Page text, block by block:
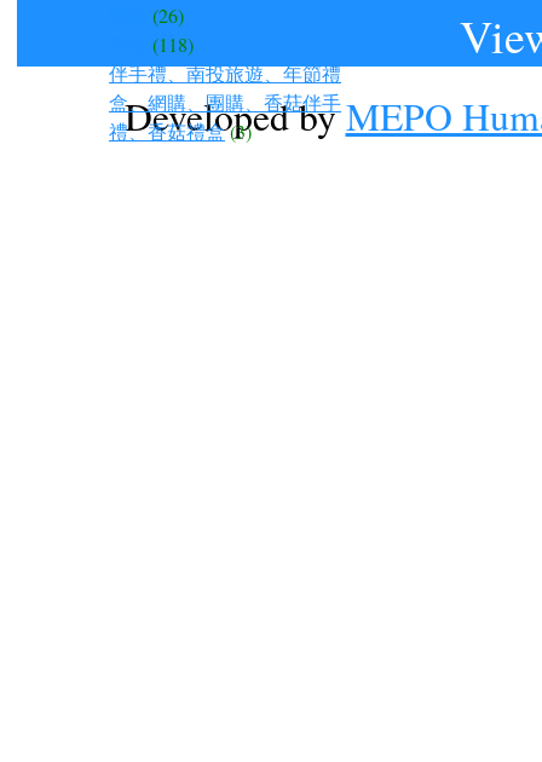
(26)
(118)
伴手禮、南投旅遊、年節禮
盒、網購、團購、香菇伴手
禮、香菇禮盒(3)
Developed byMEPO